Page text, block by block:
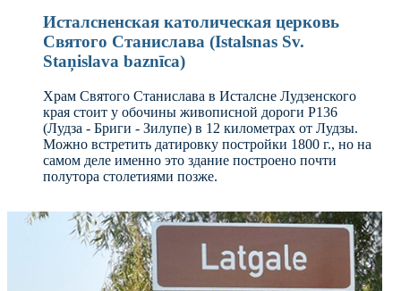
Исталсненская католическая церковь
Святого Станислава (Istalsnas Sv.
Staņislava baznīca)
Храм Святого Станислава в Исталсне Лудзенского
края стоит у обочины живописной дороги P136
(Лудза - Бриги - Зилупе) в 12 километрах от Лудзы.
Можно встретить датировку постройки 1800 г., но на
самом деле именно это здание построено почти
полутора столетиями позже.